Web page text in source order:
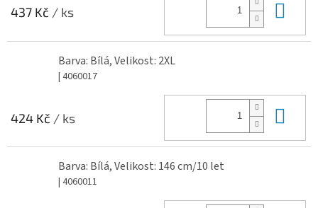
437 Kč / ks
Barva: Bílá, Velikost: 2XL
| 4060017
424 Kč / ks
Barva: Bílá, Velikost: 146 cm/10 let
| 4060011